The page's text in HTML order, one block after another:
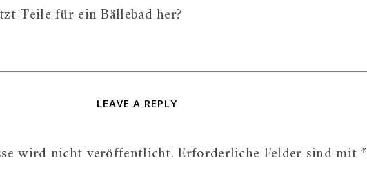
Teile für ein Bällebad her?
LEAVE A REPLY
wird nicht veröffentlicht. Erforderliche Felder sind mit*